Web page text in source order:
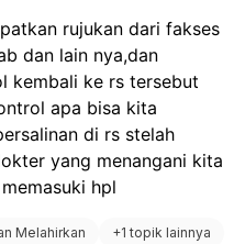
rujukan dari fakses
dan lain nya,dan
kembali ke rs tersebut
apa bisa kita
di rs stelah
yang menangani kita
hpl
Melahirkan +1 topik lainnya